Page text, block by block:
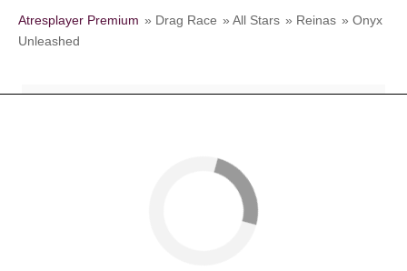
Atresplayer Premium » Drag Race » All Stars » Reinas » Onyx
Unleashed